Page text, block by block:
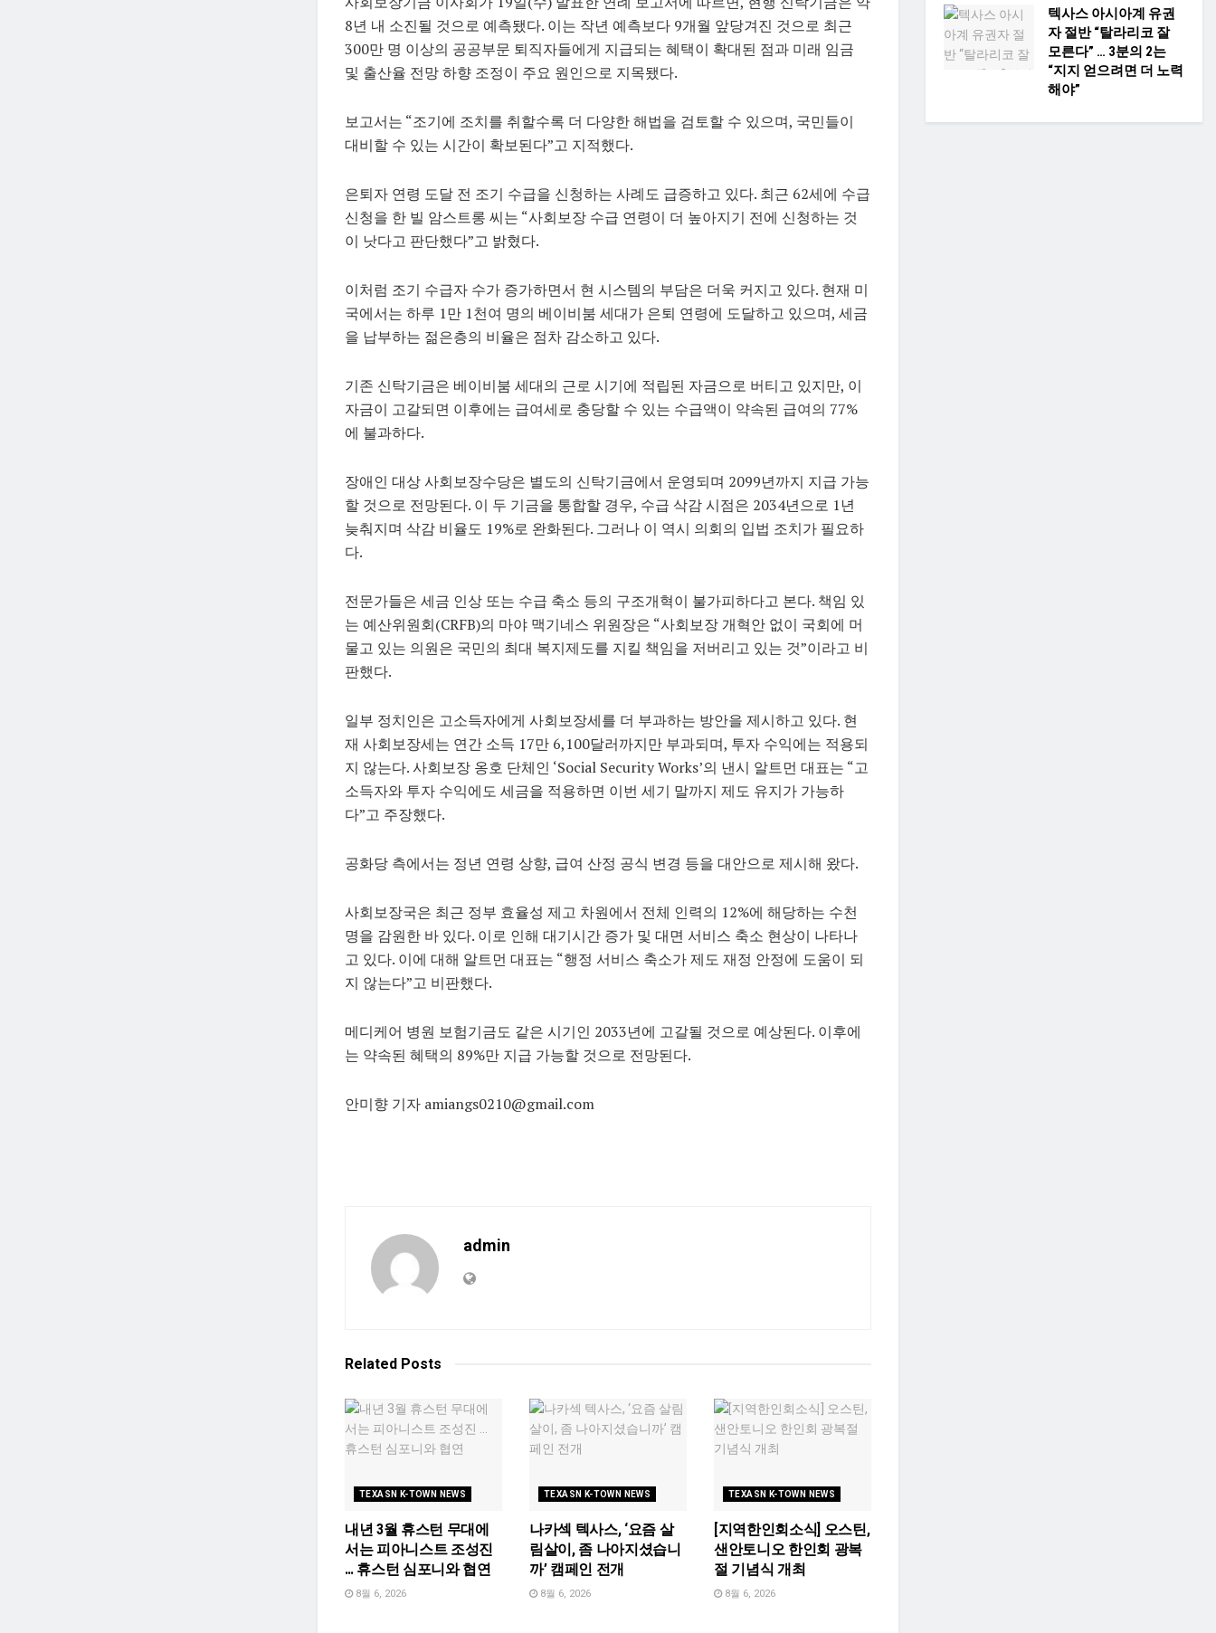
8년 내 소진될 것으로 예측됐다. 이는 작년 예측보다 9개월 앞당겨진 것으로 최근
300만 명 이상의 공공부문 퇴직자들에게 지급되는 혜택이 확대된 점과 미래 임금
및 출산율 전망 하향 조정이 주요 원인으로 지목됐다.
보고서는 “조기에 조치를 취할수록 더 다양한 해법을 검토할 수 있으며, 국민들이
대비할 수 있는 시간이 확보된다”고 지적했다.
은퇴자 연령 도달 전 조기 수급을 신청하는 사례도 급증하고 있다. 최근 62세에 수급
신청을 한 빌 암스트롱 씨는 “사회보장 수급 연령이 더 높아지기 전에 신청하는 것
이 낫다고 판단했다”고 밝혔다.
이처럼 조기 수급자 수가 증가하면서 현 시스템의 부담은 더욱 커지고 있다. 현재 미
국에서는 하루 1만 1천여 명의 베이비붐 세대가 은퇴 연령에 도달하고 있으며, 세금
을 납부하는 젊은층의 비율은 점차 감소하고 있다.
기존 신탁기금은 베이비붐 세대의 근로 시기에 적립된 자금으로 버티고 있지만, 이
자금이 고갈되면 이후에는 급여세로 충당할 수 있는 수급액이 약속된 급여의 77%
에 불과하다.
장애인 대상 사회보장수당은 별도의 신탁기금에서 운영되며 2099년까지 지급 가능
할 것으로 전망된다. 이 두 기금을 통합할 경우, 수급 삭감 시점은 2034년으로 1년
늦춰지며 삭감 비율도 19%로 완화된다. 그러나 이 역시 의회의 입법 조치가 필요하
다.
전문가들은 세금 인상 또는 수급 축소 등의 구조개혁이 불가피하다고 본다. 책임 있
는 예산위원회(CRFB)의 마야 맥기네스 위원장은 “사회보장 개혁안 없이 국회에 머
물고 있는 의원은 국민의 최대 복지제도를 지킬 책임을 저버리고 있는 것”이라고 비
판했다.
일부 정치인은 고소득자에게 사회보장세를 더 부과하는 방안을 제시하고 있다. 현
재 사회보장세는 연간 소득 17만 6,100달러까지만 부과되며, 투자 수익에는 적용되
지 않는다. 사회보장 옹호 단체인 ‘Social Security Works’의 낸시 알트먼 대표는 “고
소득자와 투자 수익에도 세금을 적용하면 이번 세기 말까지 제도 유지가 가능하
다”고 주장했다.
공화당 측에서는 정년 연령 상향, 급여 산정 공식 변경 등을 대안으로 제시해 왔다.
사회보장국은 최근 정부 효율성 제고 차원에서 전체 인력의 12%에 해당하는 수천
명을 감원한 바 있다. 이로 인해 대기시간 증가 및 대면 서비스 축소 현상이 나타나
고 있다. 이에 대해 알트먼 대표는 “행정 서비스 축소가 제도 재정 안정에 도움이 되
지 않는다”고 비판했다.
메디케어 병원 보험기금도 같은 시기인 2033년에 고갈될 것으로 예상된다. 이후에
는 약속된 혜택의 89%만 지급 가능할 것으로 전망된다.
안미향 기자 amiangs0210@gmail.com
admin
Related Posts
TEXASN K-TOWN NEWS
내년 3월 휴스턴 무대에
서는 피아니스트 조성진
… 휴스턴 심포니와 협연
8월 6, 2026
TEXASN K-TOWN NEWS
나카섹 텍사스, ‘요즘 살
림살이, 좀 나아지셨습니
까’ 캠페인 전개
8월 6, 2026
TEXASN K-TOWN NEWS
[지역한인회소식] 오스틴,
샌안토니오 한인회 광복
절 기념식 개최
8월 6, 2026
텍사스 아시아계 유권
자 절반 “탈라리코 잘
모른다” … 3분의 2는
“지지 얻으려면 더 노력
해야”